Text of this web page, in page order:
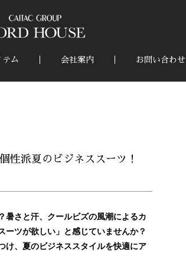
テム 会社案内 お問い合わせ
性派夏のビジネススーツ！
暑さと汗、クールビズの風潮によるカ
ツが欲しい」と感じていませんか？
け、夏のビジネススタイルを快適にア